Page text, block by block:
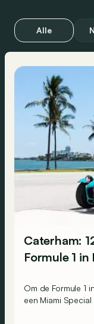
Alle
Caterham:
Formule 1
Om de Formule 1
een Miami